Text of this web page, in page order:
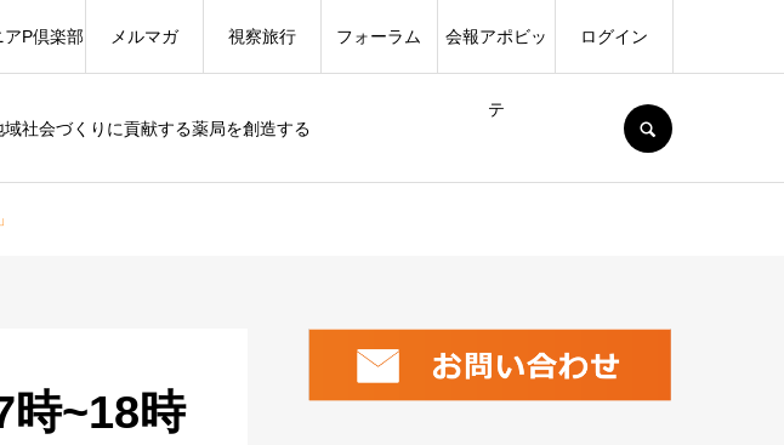
社会づくりに貢献する薬局を創造する
アP倶楽部 メルマガ 視察旅行 フォーラム 会報アポビッ
テ
ログイン
時~18時